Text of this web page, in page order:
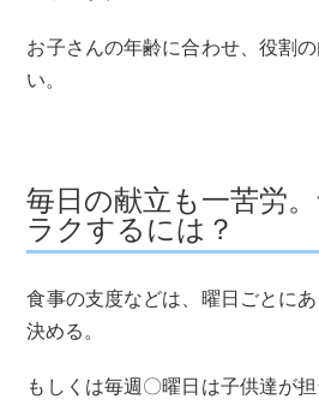
お子さんの年齢に合わせ、役割
い。
毎日の献立も一苦労
ラクするには？
食事の支度などは、曜日ごとに
決める。
もしくは毎週〇曜日は子供達が